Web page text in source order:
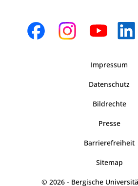
Impressum
Datenschutz
Bildrechte
Presse
Barrierefreiheit
Sitemap
© 2026 - Bergische